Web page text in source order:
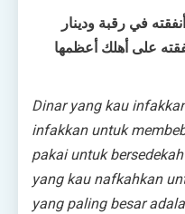
في رقبة ودينار
على أهلك أعظمها
Dinar yang kau
infakkan untuk
pakai untuk
yang kau nafkahkan
yang paling besar